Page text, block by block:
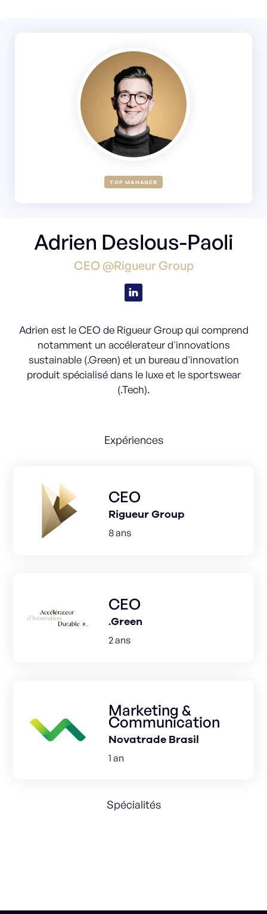
TOP MANAGER
Adrien Deslous-Paoli
CEO @Rigueur Group
Adrien est le CEO de Rigueur Group qui comprend
notamment un accélerateur d'innovations
sustainable (.Green) et un bureau d'innovation
produit spécialisé dans le luxe et le sportswear
(.Tech).
Expériences
CEO
Rigueur Group
8 ans
CEO
.Green
2 ans
Marketing &
Communication
Novatrade Brasil
1 an
Spécialités